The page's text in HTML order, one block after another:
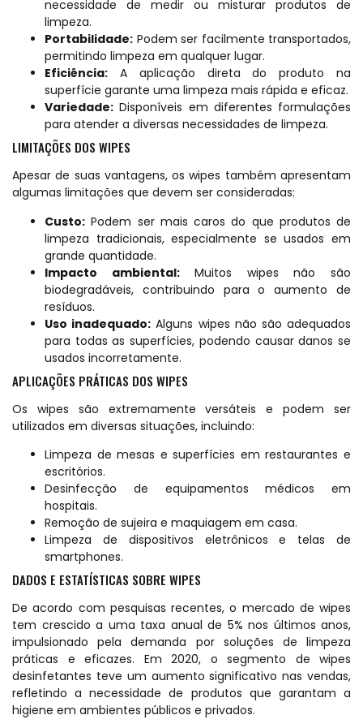
necessidade de medir ou misturar produtos de
limpeza.
Portabilidade: Podem ser facilmente transportados,
permitindo limpeza em qualquer lugar.
Eficiência: A aplicação direta do produto na
superfície garante uma limpeza mais rápida e eficaz.
Variedade: Disponíveis em diferentes formulações
para atender a diversas necessidades de limpeza.
LIMITAÇÕES DOS WIPES
Apesar de suas vantagens, os wipes também apresentam
algumas limitações que devem ser consideradas:
Custo: Podem ser mais caros do que produtos de
limpeza tradicionais, especialmente se usados em
grande quantidade.
Impacto ambiental:Muitos wipes não são
biodegradáveis, contribuindo para o aumento de
resíduos.
Uso inadequado: Alguns wipes não são adequados
para todas as superfícies, podendo causar danos se
usados incorretamente.
APLICAÇÕES PRÁTICAS DOS WIPES
Os wipes são extremamente versáteis e podem ser
utilizados em diversas situações, incluindo:
Limpeza de mesas e superfícies em restaurantes e
escritórios.
Desinfecção de equipamentos médicos em
hospitais.
Remoção de sujeira e maquiagem em casa.
Limpeza de dispositivos eletrônicos e telas de
smartphones.
DADOS E ESTATÍSTICAS SOBRE WIPES
De acordo com pesquisas recentes, o mercado de wipes
tem crescido a uma taxa anual de 5% nos últimos anos,
impulsionado pela demanda por soluções de limpeza
práticas e eficazes. Em 2020, o segmento de wipes
desinfetantes teve um aumento significativo nas vendas,
refletindo a necessidade de produtos que garantam a
higiene em ambientes públicos e privados.